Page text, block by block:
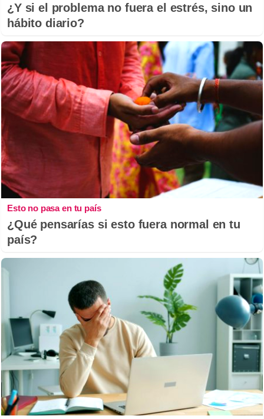
¿Y si el problema no fuera el estrés, sino un
hábito diario?
Esto no pasa en tu país
¿Qué pensarías si esto fuera normal en tu
país?